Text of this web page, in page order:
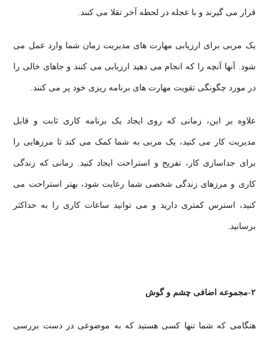
قرار می گیرند و با عجله در لحظه آخر تقلا می کنند.
یک مربی برای ارزیابی مهارت های مدیریت زمان شما وارد عمل می
شود. آنها آنچه را که انجام می دهید ارزیابی می کنند و جاهای خالی را
در مورد چگونگی تقویت مهارت های برنامه ریزی خود پر می کنند.
علاوه بر این، زمانی که روی ایجاد یک برنامه کاری ثابت و قابل
مدیریت کار می کنید، یک مربی به شما کمک می کند تا مرزهایی را
برای جداسازی کار، تفریح ​​و استراحت ایجاد کنید. زمانی که زندگی
کاری و مرزهای زندگی شخصی شما رعایت شود، بهتر استراحت می
کنید، استرس کمتری دارید و می توانید ساعات کاری را به حداکثر
برسانید.
۲-مجموعه اضافی چشم و گوش
هنگامی که شما تنها کسی هستید که به موضوعی در دست بررسی